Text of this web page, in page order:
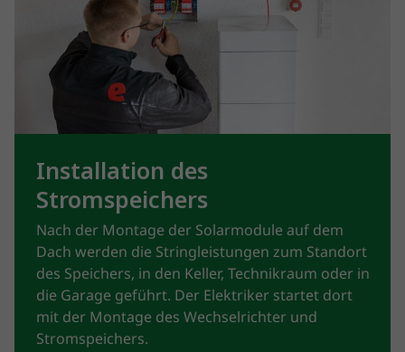
Installation des
Stromspeichers
Nach der Montage der Solarmodule auf dem
Dach werden die Stringleistungen zum Standort
des Speichers, in den Keller, Technikraum oder in
die Garage geführt. Der Elektriker startet dort
mit der Montage des Wechselrichter und
Stromspeichers.